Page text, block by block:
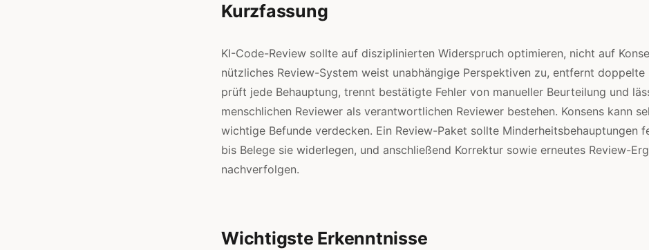
Kurzfassung
KI-Code-Review sollte auf disziplinierten Widerspruch optimieren, nicht auf
nützliches Review-System weist unabhängige Perspektiven zu, entfernt doppelte
prüft jede Behauptung, trennt bestätigte Fehler von manueller Beurteilung und
menschlichen Reviewer als verantwortlichen Reviewer bestehen. Konsens kann
wichtige Befunde verdecken. Ein Review-Paket sollte Minderheitsbehauptungen
bis Belege sie widerlegen, und anschließend Korrektur sowie erneutes Review-
nachverfolgen.
Wichtigste Erkenntnisse